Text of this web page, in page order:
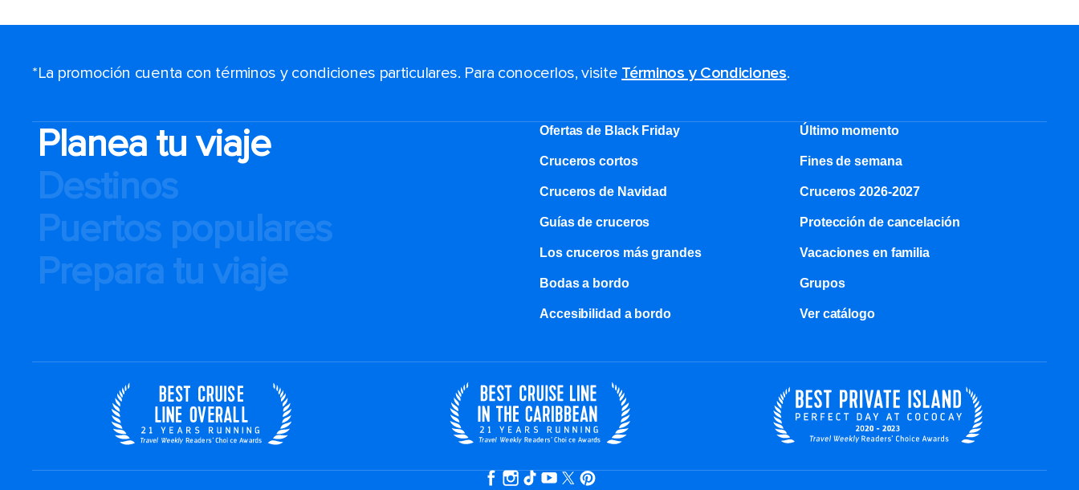
*La promoción cuenta con términos y condiciones particulares. Para conocerlos, visite Términos y Condiciones.
Planea tu viaje
Destinos
Puertos populares
Prepara tu viaje
Ofertas de Black Friday Último momento
Cruceros cortos Fines de semana
Cruceros de Navidad Cruceros 2026-2027
Guías de cruceros Protección de cancelación
Los cruceros más grandes Vacaciones en familia
Bodas a bordo Grupos
Accesibilidad a bordo Ver catálogo